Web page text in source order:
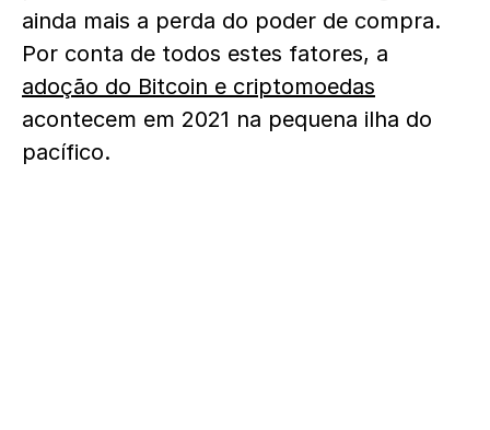
ainda mais a perda do poder de compra.
Por conta de todos estes fatores, a
adoção do Bitcoin e criptomoedas
acontecem em 2021 na pequena ilha do
pacífico.